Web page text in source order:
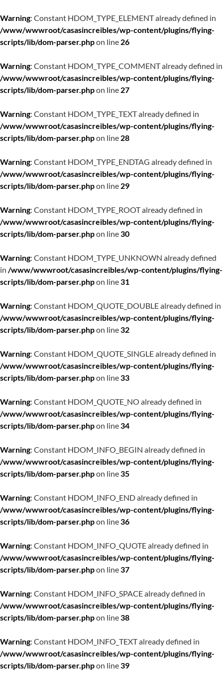
Warning: Constant HDOM_TYPE_ELEMENT already defined in
/www/wwwroot/casasincreibles/wp-content/plugins/flying-
scripts/lib/dom-parser.phpon line 26
Warning: Constant HDOM_TYPE_COMMENT already defined in
/www/wwwroot/casasincreibles/wp-content/plugins/flying-
scripts/lib/dom-parser.phpon line 27
Warning: Constant HDOM_TYPE_TEXT already defined in
/www/wwwroot/casasincreibles/wp-content/plugins/flying-
scripts/lib/dom-parser.phpon line 28
Warning: Constant HDOM_TYPE_ENDTAG already defined in
/www/wwwroot/casasincreibles/wp-content/plugins/flying-
scripts/lib/dom-parser.phpon line 29
Warning: Constant HDOM_TYPE_ROOT already defined in
/www/wwwroot/casasincreibles/wp-content/plugins/flying-
scripts/lib/dom-parser.phpon line30
Warning: Constant HDOM_TYPE_UNKNOWN already defined
in /www/wwwroot/casasincreibles/wp-content/plugins/flying-
scripts/lib/dom-parser.phpon line31
Warning: Constant HDOM_QUOTE_DOUBLE already defined in
/www/wwwroot/casasincreibles/wp-content/plugins/flying-
scripts/lib/dom-parser.phpon line32
Warning: Constant HDOM_QUOTE_SINGLE already defined in
/www/wwwroot/casasincreibles/wp-content/plugins/flying-
scripts/lib/dom-parser.phpon line33
Warning: Constant HDOM_QUOTE_NO already defined in
/www/wwwroot/casasincreibles/wp-content/plugins/flying-
scripts/lib/dom-parser.phpon line34
Warning: Constant HDOM_INFO_BEGIN already defined in
/www/wwwroot/casasincreibles/wp-content/plugins/flying-
scripts/lib/dom-parser.phpon line35
Warning: Constant HDOM_INFO_END already defined in
/www/wwwroot/casasincreibles/wp-content/plugins/flying-
scripts/lib/dom-parser.phpon line36
Warning: Constant HDOM_INFO_QUOTE already defined in
/www/wwwroot/casasincreibles/wp-content/plugins/flying-
scripts/lib/dom-parser.phpon line37
Warning: Constant HDOM_INFO_SPACE already defined in
/www/wwwroot/casasincreibles/wp-content/plugins/flying-
scripts/lib/dom-parser.phpon line38
Warning: Constant HDOM_INFO_TEXT already defined in
/www/wwwroot/casasincreibles/wp-content/plugins/flying-
scripts/lib/dom-parser.phpon line39